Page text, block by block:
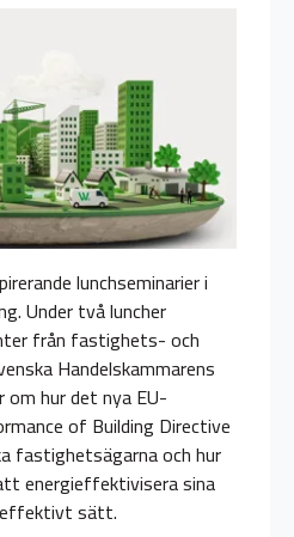
lunchseminarier i
Under två luncher
från fastighets- och
Handelskammarens
hur det nya EU-
of Building Directive
fastighetsägarna och hur
energieffektivisera sina
sätt.